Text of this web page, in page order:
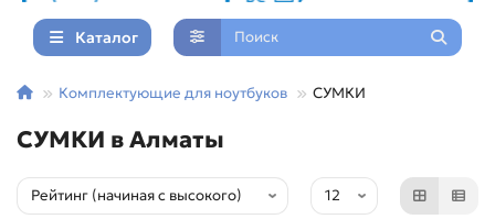
Каталог
Комплектующие для ноутбуков СУМКИ
СУМКИ в Алматы